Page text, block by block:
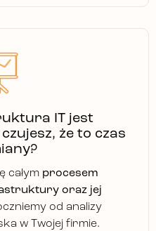
IT jest
że to czas
całym procesem
oraz jej
od analizy
w Twojej firmie.